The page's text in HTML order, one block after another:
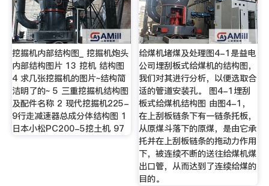
挖掘机内部结构图_ 挖掘机炮头
内部结构图片 13 挖机 结构图
4 求几张挖掘机的图片~结构简
洁明了的~ 5 三重挖掘机结构图
及配件名称 2 现代挖掘机225-
9行走减速器总成分体结构图 1
日本小松PC200-5挖土机 97
给煤机堵煤及处理图4-1是益电
公司埋刮板式给煤机的结构图，
我们对其进行分析，以便选取合
适的管道安装孔。 图4-1埋刮
板式给煤机结构图 由图4-1，
在上刮板链条下有一链条托板，
从原煤斗落下的原煤，是由它承
托并在上刮板链条的拖动力作用
下，被连续不断的送往给煤机煤
出口管，从而达到了连续给煤的
目的。